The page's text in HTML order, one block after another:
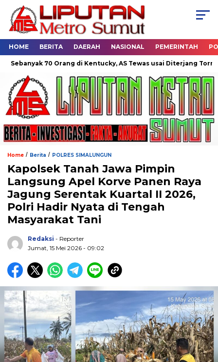
HOME BERITA DAERAH NASIONAL PEMERINTAH
70 Orang di Kentucky, AS Tewas usai Diterjang Tornado
Home / Berita / POLRES SIMALUNGUN
Kapolsek Tanah Jawa Pimpin
Langsung Apel Korve Panen Raya
Jagung Serentak Kuartal II 2026,
Polri Hadir Nyata di Tengah
Masyarakat Tani
Redaksi - Reporter
Jumat, 15 Mei 2026 - 09:02